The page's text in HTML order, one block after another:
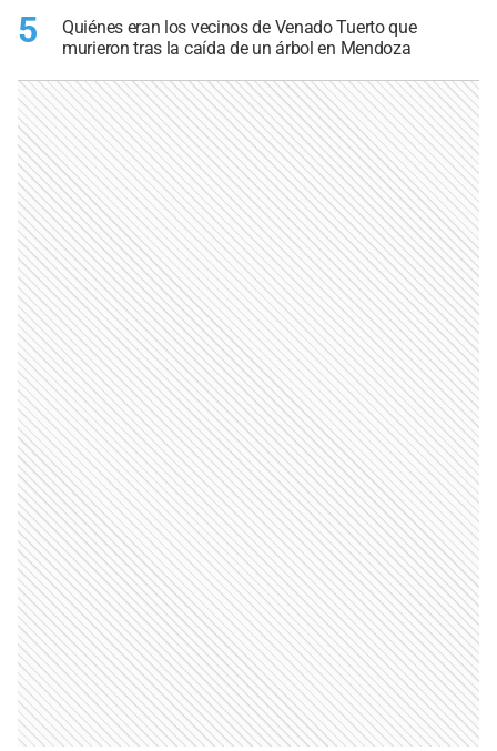
5
Quiénes eran los vecinos de Venado Tuerto que
murieron tras la caída de un árbol en Mendoza